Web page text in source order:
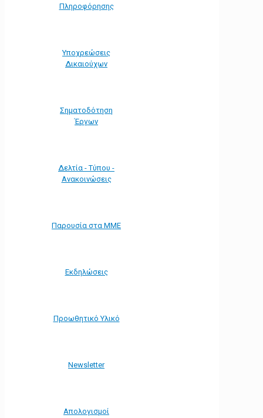
Πληροφόρησης
Υποχρεώσεις
Δικαιούχων
Σηματοδότηση
Έργων
Δελτία - Τύπου -
Ανακοινώσεις
Παρουσία στα ΜΜΕ
Εκδηλώσεις
Προωθητικό Υλικό
Νewsletter
Απολογισμοί